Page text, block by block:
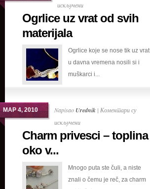
искљученина
Ogrlice
od
svih
materijala
Ogrlice uz vrat od svih
materijala
Ogrlice koje se nose tik uz vrat
u davna vremena nosili si i
muškarci i...
МАР 4, 2010 Napisao Urednik | Коментари су
искљученина
Charm
toplina
oko
Charm privesci – toplina
oko v...
Mnogo puta ste čuli, a niste
znali o čemu je reč, za charm